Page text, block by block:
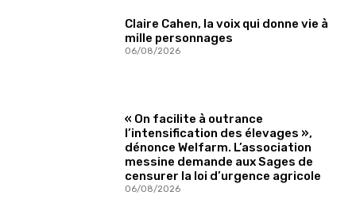
Claire Cahen, la voix qui donne vie à
mille personnages
06/08/2026
« On facilite à outrance
l’intensification des élevages »,
dénonce Welfarm. L’association
messine demande aux Sages de
censurer la loi d’urgence agricole
06/08/2026